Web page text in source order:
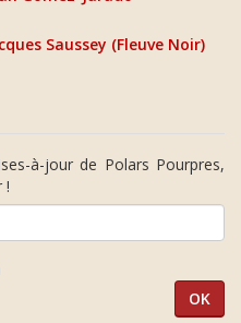
Saussey (Fleuve Noir)
à-jour de Polars Pourpres,
!